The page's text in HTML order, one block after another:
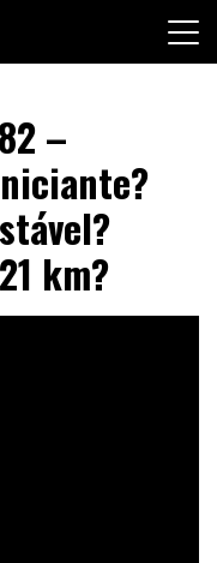
–
km?